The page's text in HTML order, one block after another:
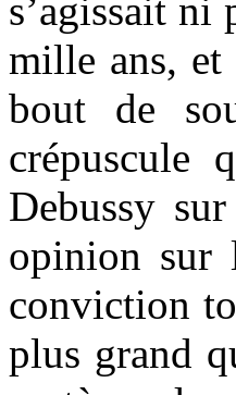
s’agissait
mille ans, et
bout de
crépuscule
Debussy
opinion sur
conviction
plus grand